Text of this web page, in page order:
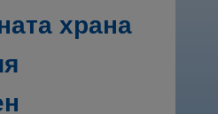
храна